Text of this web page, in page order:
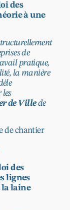
des
à une
de
pratique,
la manière
les
de Villede
de chantier
des
lignes
la laine